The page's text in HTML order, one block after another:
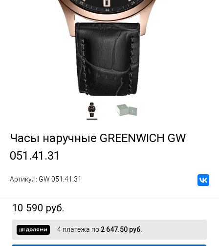
Часы наручные GREENWICH GW
051.41.31
Артикул: GW 051.41.31
10 590 руб.
4 платежа по 2 647.50 руб.